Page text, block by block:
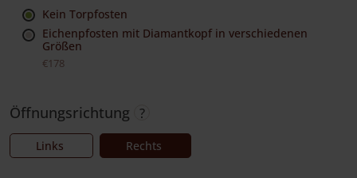
Kein Torpfosten
Eichenpfosten mit Diamantkopf in verschiedenen
Größen
€178
Öffnungsrichtung
Links Rechts